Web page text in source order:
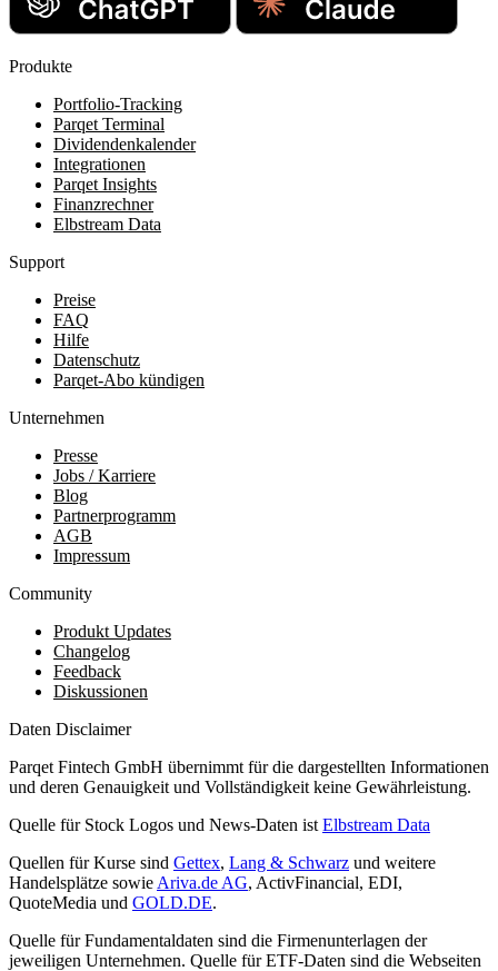
Produkte
Portfolio-Tracking
Parqet Terminal
Dividendenkalender
Integrationen
Parqet Insights
Finanzrechner
Elbstream Data
Support
Preise
FAQ
Hilfe
Datenschutz
Parqet-Abo kündigen
Unternehmen
Presse
Jobs / Karriere
Blog
Partnerprogramm
AGB
Impressum
Community
Produkt Updates
Changelog
Feedback
Diskussionen
Daten Disclaimer
Parqet Fintech GmbH übernimmt für die dargestellten Informationen
und deren Genauigkeit und Vollständigkeit keine Gewährleistung.
Quelle für Stock Logos und News-Daten ist Elbstream Data
Quellen für Kurse sind Gettex, Lang & Schwarz und weitere
Handelsplätze sowie Ariva.de AG, ActivFinancial, EDI,
QuoteMedia und GOLD.DE.
Quelle für Fundamentaldaten sind die Firmenunterlagen der
jeweiligen Unternehmen. Quelle für ETF-Daten sind die Webseiten